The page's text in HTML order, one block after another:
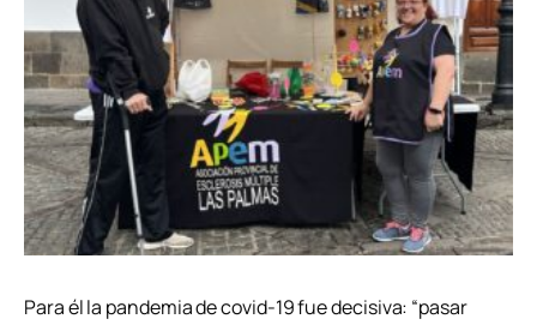
Para él la pandemia de covid-19 fue decisiva: “pasar